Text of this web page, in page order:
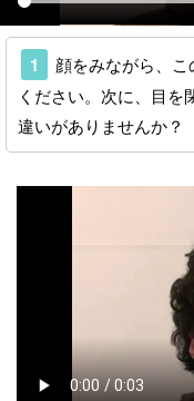
1
顔をみながら、
ください。次に、目
違いがありませんか？